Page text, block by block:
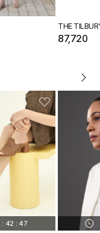
THE
87,720
: 42 : 46